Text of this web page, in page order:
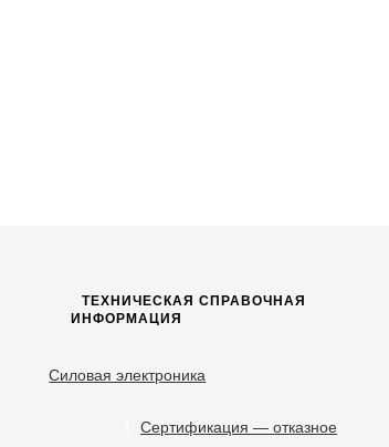
ТЕХНИЧЕСКАЯ СПРАВОЧНАЯ
ИНФОРМАЦИЯ
Силовая электроника
Сертификация — отказное